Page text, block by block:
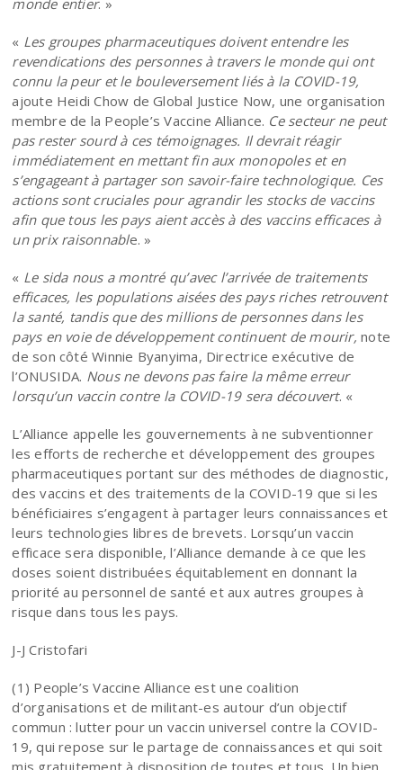
« Les groupes pharmaceutiques doivent entendre les
revendications des personnes à travers le monde qui ont
connu la peur et le bouleversement liés à la COVID-19,
ajoute Heidi Chow de Global Justice Now, une organisation
membre de la People’s Vaccine Alliance. Ce secteur ne peut
pas rester sourd à ces témoignages. Il devrait réagir
immédiatement en mettant fin aux monopoles et en
s’engageant à partager son savoir-faire technologique. Ces
actions sont cruciales pour agrandir les stocks de vaccins
afin que tous les pays aient accès à des vaccins efficaces à
un prix raisonnable. »
« Le sida nous a montré qu’avec l’arrivée de traitements
efficaces, les populations aisées des pays riches retrouvent
la santé, tandis que des millions de personnes dans les
pays en voie de développement continuent de mourir, note
de son côté Winnie Byanyima, Directrice exécutive de
l’ONUSIDA. Nous ne devons pas faire la même erreur
lorsqu’un vaccin contre la COVID-19 sera découvert. «
L’Alliance appelle les gouvernements à ne subventionner
les efforts de recherche et développement des groupes
pharmaceutiques portant sur des méthodes de diagnostic,
des vaccins et des traitements de la COVID-19 que si les
bénéficiaires s’engagent à partager leurs connaissances et
leurs technologies libres de brevets. Lorsqu’un vaccin
efficace sera disponible, l’Alliance demande à ce que les
doses soient distribuées équitablement en donnant la
priorité au personnel de santé et aux autres groupes à
risque dans tous les pays.
J-J Cristofari
(1) People’s Vaccine Alliance est une coalition
d’organisations et de militant-es autour d’un objectif
commun : lutter pour un vaccin universel contre la COVID-
19, qui repose sur le partage de connaissances et qui soit
mis gratuitement à disposition de toutes et tous. Un bien